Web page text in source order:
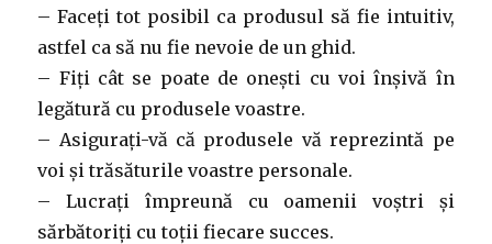
– Faceți tot posibil ca produsul să fie intuitiv,
astfel ca să nu fie nevoie de un ghid.
– Fiți cât se poate de onești cu voi înșivă în
legătură cu produsele voastre.
– Asigurați-vă că produsele vă reprezintă pe
voi și trăsăturile voastre personale.
– Lucrați împreună cu oamenii voștri și
sărbătoriți cu toții fiecare succes.